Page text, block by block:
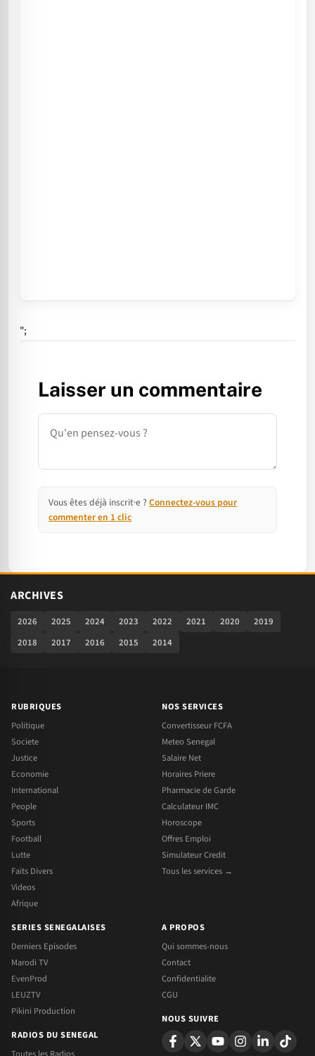
";
Laisser un commentaire
Commentaire
Vous êtes déjà inscrit·e ? Connectez-vous pour
commenter en 1 clic
ARCHIVES
2026 2025 2024 2023 2022 2021 2020
2019
2018
2017 2016 2015 2014
RUBRIQUES
Politique
Societe
Justice
Economie
International
People
Sports
Football
Lutte
Faits Divers
Videos
Afrique
NOS SERVICES
Convertisseur FCFA
Meteo Senegal
Salaire Net
Horaires Priere
Pharmacie de Garde
Calculateur IMC
Horoscope
Offres Emploi
Simulateur Credit
Tous les services →
SERIES SENEGALAISES
Derniers Episodes
Marodi TV
EvenProd
LEUZTV
Pikini Production
RADIOS DU SENEGAL
A PROPOS
Qui sommes-nous
Contact
Confidentialite
CGU
NOUS SUIVRE